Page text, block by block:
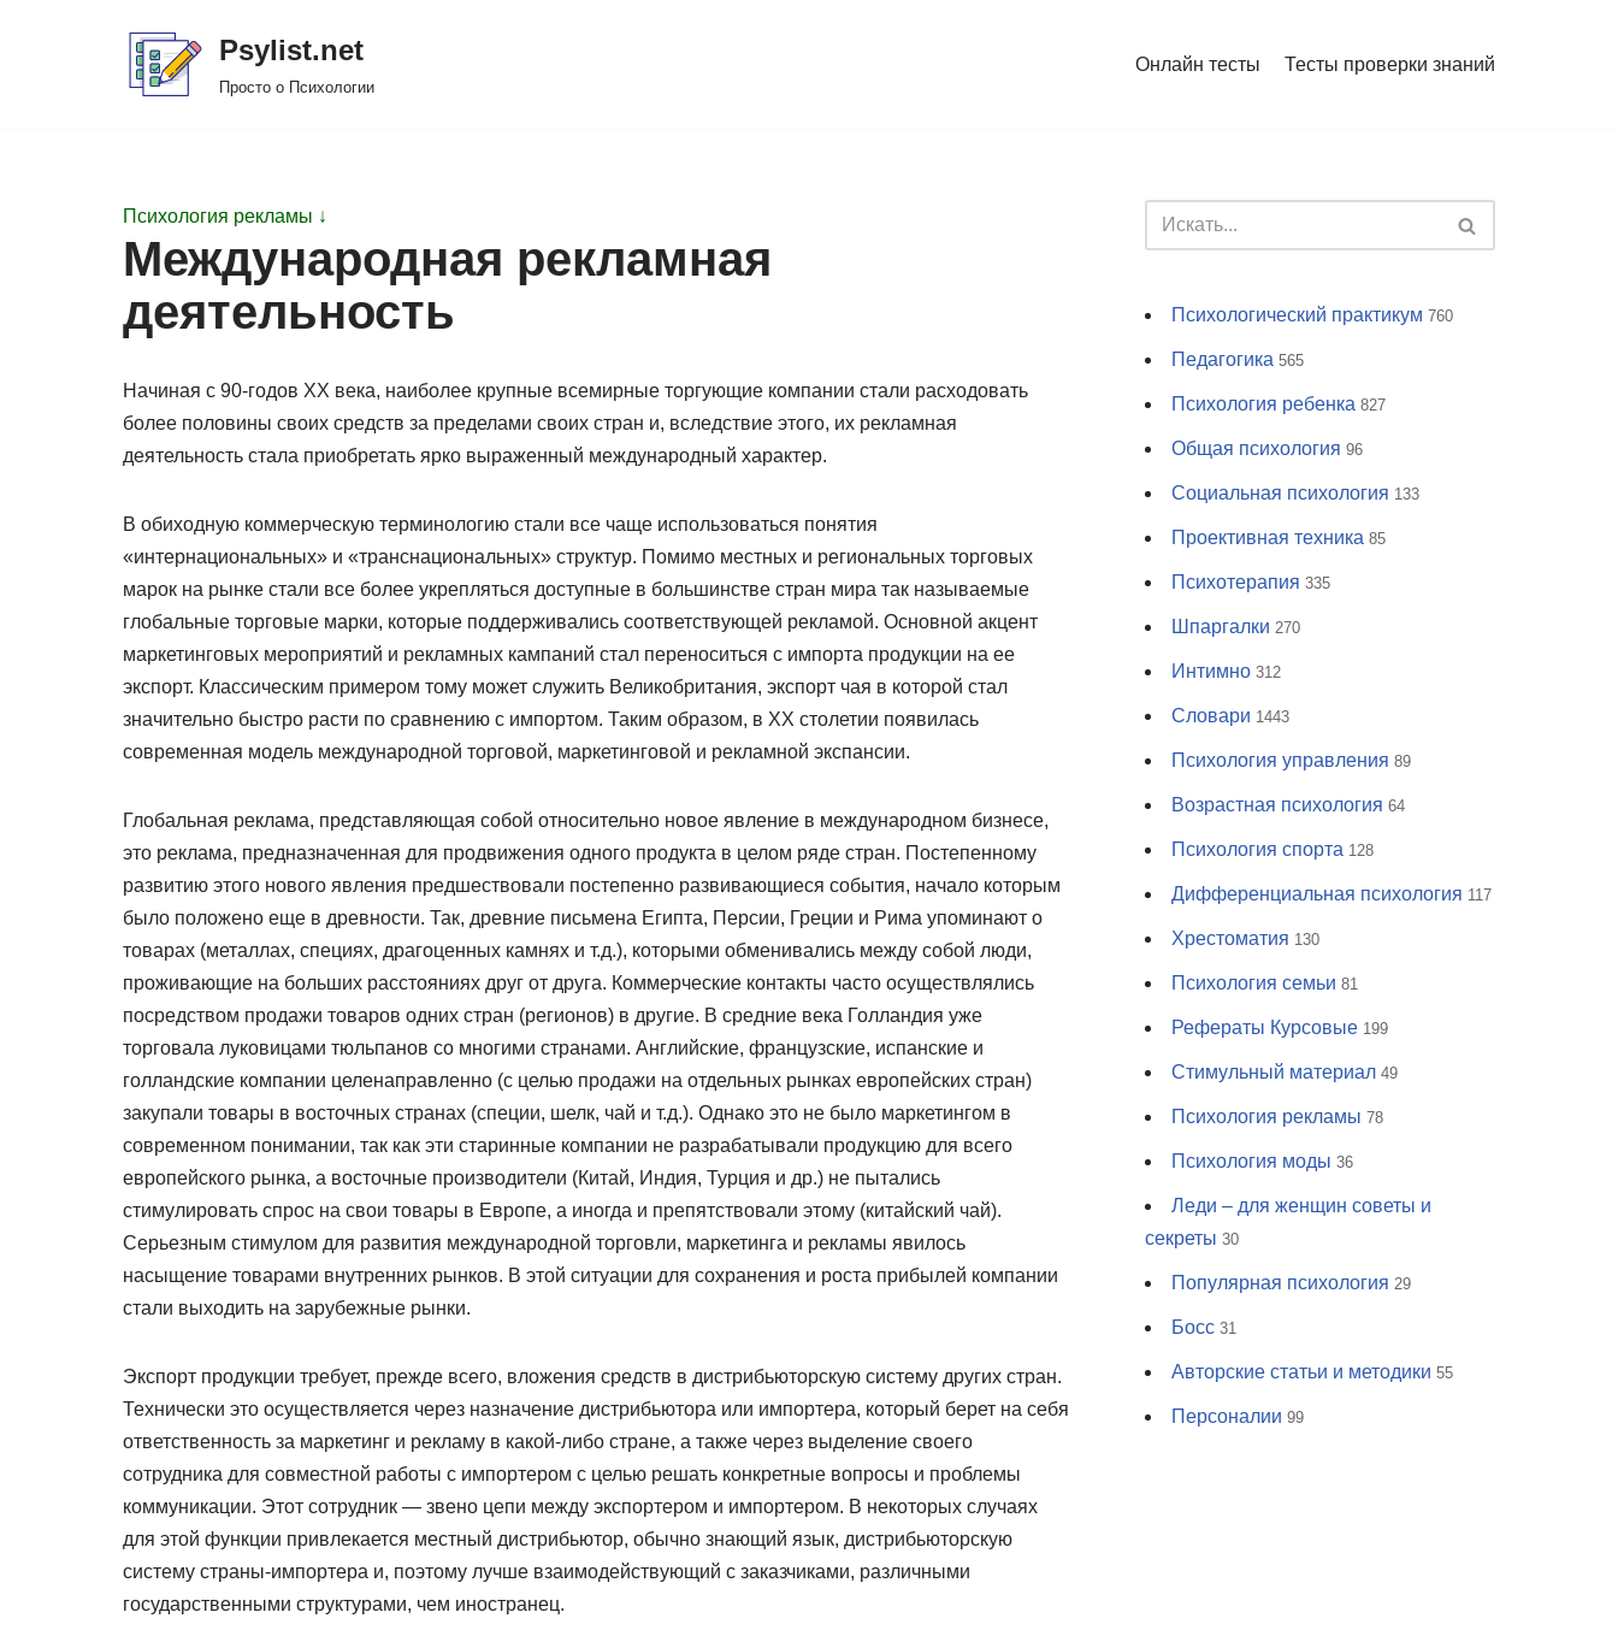
Psylist.net
Просто о Психологии
Онлайн тесты Тесты проверки знаний
Психология рекламы ↓
Международная рекламная
деятельность
Начиная с 90-годов ХХ века, наиболее крупные всемирные торгующие компании стали расходовать
более половины своих средств за пределами своих стран и, вследствие этого, их рекламная
деятельность стала приобретать ярко выраженный международный характер.
В обиходную коммерческую терминологию стали все чаще использоваться понятия
«интернациональных» и «транснациональных» структур. Помимо местных и региональных торговых
марок на рынке стали все более укрепляться доступные в большинстве стран мира так называемые
глобальные торговые марки, которые поддерживались соответствующей рекламой. Основной акцент
маркетинговых мероприятий и рекламных кампаний стал переноситься с импорта продукции на ее
экспорт. Классическим примером тому может служить Великобритания, экспорт чая в которой стал
значительно быстро расти по сравнению с импортом. Таким образом, в ХХ столетии появилась
современная модель международной торговой, маркетинговой и рекламной экспансии.
Глобальная реклама, представляющая собой относительно новое явление в международном бизнесе,
это реклама, предназначенная для продвижения одного продукта в целом ряде стран. Постепенному
развитию этого нового явления предшествовали постепенно развивающиеся события, начало которым
было положено еще в древности. Так, древние письмена Египта, Персии, Греции и Рима упоминают о
товарах (металлах, специях, драгоценных камнях и т.д.), которыми обменивались между собой люди,
проживающие на больших расстояниях друг от друга. Коммерческие контакты часто осуществлялись
посредством продажи товаров одних стран (регионов) в другие. В средние века Голландия уже
торговала луковицами тюльпанов со многими странами. Английские, французские, испанские и
голландские компании целенаправленно (с целью продажи на отдельных рынках европейских стран)
закупали товары в восточных странах (специи, шелк, чай и т.д.). Однако это не было маркетингом в
современном понимании, так как эти старинные компании не разрабатывали продукцию для всего
европейского рынка, а восточные производители (Китай, Индия, Турция и др.) не пытались
стимулировать спрос на свои товары в Европе, а иногда и препятствовали этому (китайский чай).
Серьезным стимулом для развития международной торговли, маркетинга и рекламы явилось
насыщение товарами внутренних рынков. В этой ситуации для сохранения и роста прибылей компании
стали выходить на зарубежные рынки.
Экспорт продукции требует, прежде всего, вложения средств в дистрибьюторскую систему других стран.
Технически это осуществляется через назначение дистрибьютора или импортера, который берет на себя
ответственность за маркетинг и рекламу в какой-либо стране, а также через выделение своего
сотрудника для совместной работы с импортером с целью решать конкретные вопросы и проблемы
коммуникации. Этот сотрудник — звено цепи между экспортером и импортером. В некоторых случаях
для этой функции привлекается местный дистрибьютор, обычно знающий язык, дистрибьюторскую
систему страны-импортера и, поэтому лучше взаимодействующий с заказчиками, различными
государственными структурами, чем иностранец.
Психологический практикум 760
Педагогика 565
Психология ребенка 827
Общая психология 96
Социальная психология 133
Проективная техника 85
Психотерапия 335
Шпаргалки 270
Интимно 312
Словари 1443
Психология управления 89
Возрастная психология 64
Психология спорта 128
Дифференциальная психология 117
Хрестоматия 130
Психология семьи 81
Рефераты Курсовые 199
Стимульный материал 49
Психология рекламы 78
Психология моды 36
Леди – для женщин советы и
секреты 30
Популярная психология 29
Босс 31
Авторские статьи и методики 55
Персоналии 99